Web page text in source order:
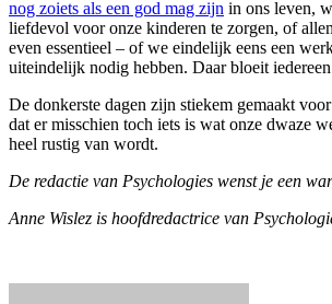
nog zoiets als een god mag zijn in ons leven,
liefdevol voor onze kinderen te zorgen, of
even essentieel – of we eindelijk eens een
uiteindelijk nodig hebben. Daar bloeit
De donkerste dagen zijn stiekem gemaakt
dat er misschien toch iets is wat onze dwaze
heel rustig van wordt.
De redactie van Psychologies wenst je een
Anne Wislez is hoofdredactrice van